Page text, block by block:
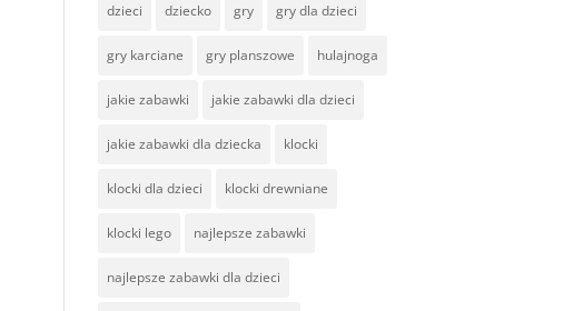
dzieci dziecko gry gry dla dzieci
gry karciane gry planszowe hulajnoga
jakie zabawki jakie zabawki dla dzieci
jakie zabawki dla dziecka klocki
klocki dla dzieci klocki drewniane
klocki lego najlepsze zabawki
najlepsze zabawki dla dzieci